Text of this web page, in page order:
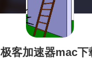
极客加速器mac下